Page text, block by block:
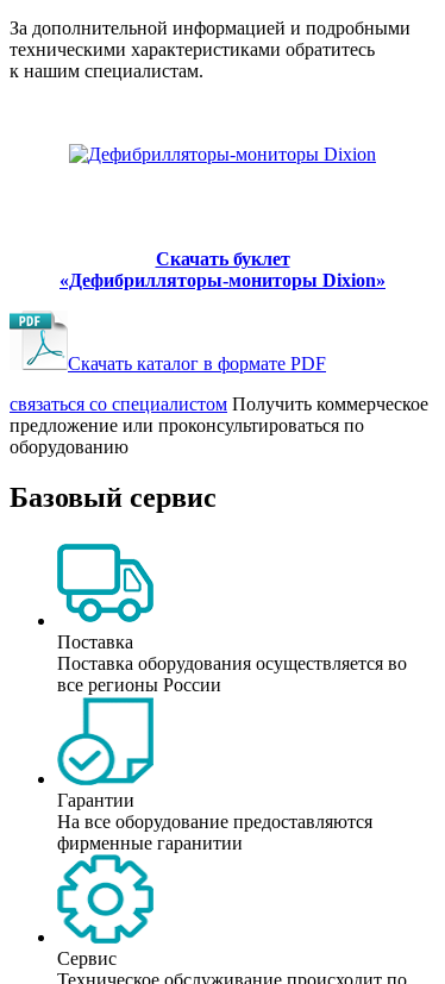
За дополнительной информацией и подробными
техническими характеристиками обратитесь
к нашим специалистам.
Скачать буклет
«‎Дефибрилляторы-мониторы Dixion»
Скачать каталог в формате PDF
cвязаться со специалистом Получить коммерческое
предложение или проконсультироваться по
оборудованию
Базовый сервис
Поставка
Поставка оборудования осуществляется во
все регионы России
Гарантии
На все оборудование предоставляются
фирменные гаранитии
Сервис